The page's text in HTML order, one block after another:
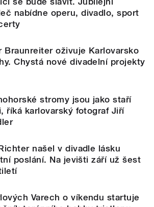
nabídne operu, divadlo, sport
Braunreiter oživuje Karlovarsko
Chystá nové divadelní projekty
stromy jsou jako staří
říká karlovarský fotograf Jiří
našel v divadle lásku
poslání. Na jevišti září už šest
Varech o víkendu startuje